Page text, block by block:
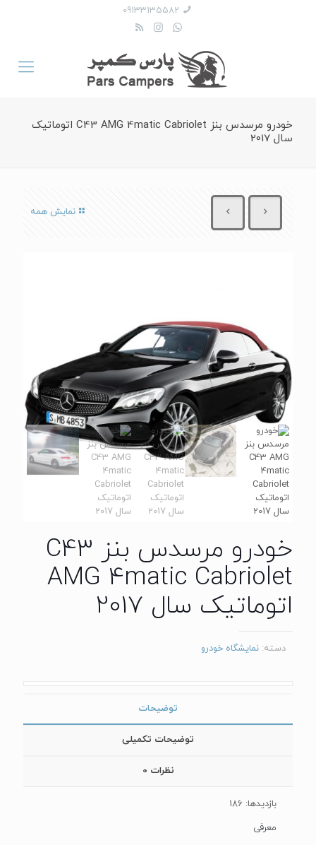
09133135582
خودرو مرسدس بنز C43 AMG 4matic Cabriolet اتوماتیک
سال 2017
نمایش همه
خودرو مرسدس بنز C43
AMG 4matic Cabriolet
اتوماتیک سال 2017
دسته: نمایشگاه خودرو
توضیحات
توضیحات تکمیلی
نظرات 0
بازدیدها: 186
معرفی